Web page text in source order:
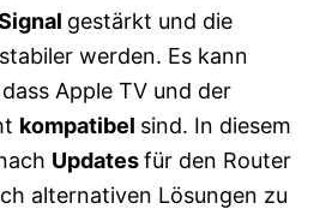
gestärkt und die
werden. Es kann
Apple TV und der
kompatibel sind. In diesem
Updatesfür den Router
alternativen Lösungen zu